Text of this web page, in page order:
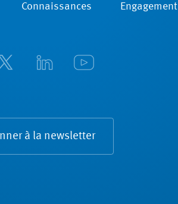
Connaissances Engagement
à la newsletter